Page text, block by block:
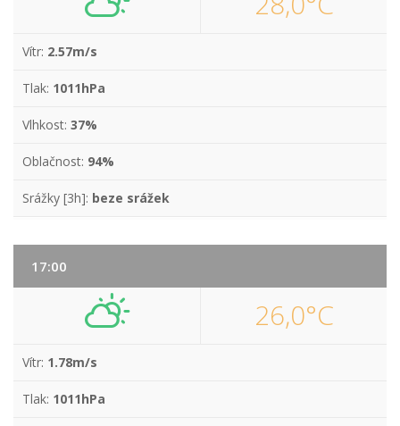
Vítr: 2.57m/s
Tlak: 1011hPa
Vlhkost: 37%
Oblačnost: 94%
Srážky [3h]: beze srážek
17:00
26,0°C
Vítr: 1.78m/s
Tlak: 1011hPa